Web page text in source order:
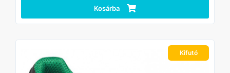
Kosárba
Kifutó